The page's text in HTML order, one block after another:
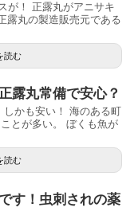
が！ 正露丸がアニサキ
露丸の製造販売元である
読む
露丸常備で安心？
かも安い！ 海のある町
とが多い。 ぼくも魚が
読む
す！虫刺されの薬